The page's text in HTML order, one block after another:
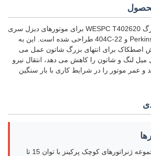
کیت بلبرینگ انتهای بزرگ WESPC T402620 برای موتورهای دیزل سری
Perkins 404D‑22، 403D‑15 و 404C‑22 طراحی شده است. این به
اصطکاک برای انتهای بزرگ شاتون عمل می
میل لنگ و شاتون را کاهش می دهد، انتقال نیرو
و عمر موتور را در شرایط کاری با بار سنگین
مورد استفاده در مجموعه ژنراتورهای کوچک پرکینز با توان 15 تا